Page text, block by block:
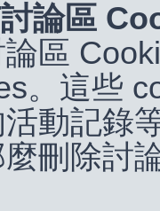
論區
論區
。這些
動記錄
麼刪除討